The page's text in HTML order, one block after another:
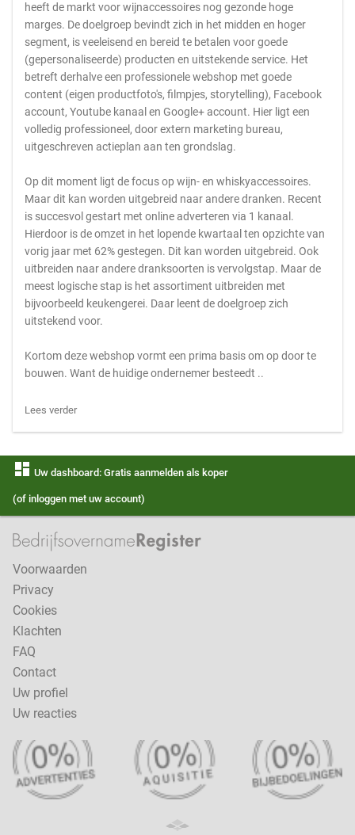
heeft de markt voor wijnaccessoires nog gezonde hoge
marges. De doelgroep bevindt zich in het midden en hoger
segment, is veeleisend en bereid te betalen voor goede
(gepersonaliseerde) producten en uitstekende service. Het
betreft derhalve een professionele webshop met goede
content (eigen productfoto's, filmpjes, storytelling), Facebook
account, Youtube kanaal en Google+ account. Hier ligt een
volledig professioneel, door extern marketing bureau,
uitgeschreven actieplan aan ten grondslag.
Op dit moment ligt de focus op wijn- en whiskyaccessoires.
Maar dit kan worden uitgebreid naar andere dranken. Recent
is succesvol gestart met online adverteren via 1 kanaal.
Hierdoor is de omzet in het lopende kwartaal ten opzichte van
vorig jaar met 62% gestegen. Dit kan worden uitgebreid. Ook
uitbreiden naar andere dranksoorten is vervolgstap. Maar de
meest logische stap is het assortiment uitbreiden met
bijvoorbeeld keukengerei. Daar leent de doelgroep zich
uitstekend voor.
Kortom deze webshop vormt een prima basis om op door te
bouwen. Want de huidige ondernemer besteedt ..
Lees verder
dashboard Uw dashboard: Gratis aanmelden als koper
(of inloggen met uw account)
Voorwaarden
Privacy
Cookies
Klachten
FAQ
Contact
Uw profiel
Uw reacties